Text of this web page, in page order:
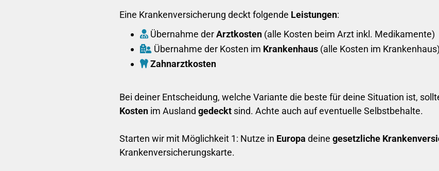
Eine Krankenversicherung deckt folgende Leistungen:
Übernahme derArztkosten (alle Kosten beim Arzt inkl. Medikamente)
Übernahme der Kosten im Krankenhaus (alle Kosten im Krankenhaus)
Zahnarztkosten
Bei deiner Entscheidung, welche Variante die beste für deine Situation ist,
Kosten im Ausland gedeckt sind. Achte auch auf eventuelle Selbstbehalte.
Starten wir mit Möglichkeit 1: Nutze in Europa deine gesetzliche
Krankenversicherungskarte.